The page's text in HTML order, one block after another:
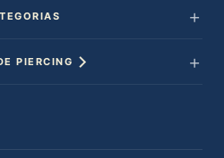
PIERCING